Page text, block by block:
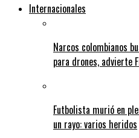
Internacionales
Narcos colombianos
para drones, advierte
Futbolista murió en
un rayo: varios heridos